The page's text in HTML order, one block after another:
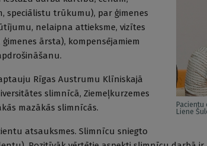
Liene
speciālistu trūkumu), par ģimenes
nelaipna attieksme, vizītes
ārsta), kompensējamiem
Rīgas Austrumu Klīniskajā
slimnīcā, Ziemeļkurzemes
mazākās slimnīcās.
atsauksmes. Slimnīcu sniegto